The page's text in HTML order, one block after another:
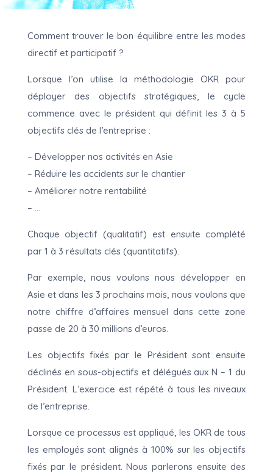
Comment trouver le bon équilibre entre les modes
directif et participatif ?
Lorsque l’on utilise la méthodologie OKR pour
déployer des objectifs stratégiques, le cycle
commence avec le président qui définit les 3 à 5
objectifs clés de l’entreprise :
– Développer nos activités en Asie
– Réduire les accidents sur le chantier
– Améliorer notre rentabilité
– …
Chaque objectif (qualitatif) est ensuite complété
par 1 à 3 résultats clés (quantitatifs).
Par exemple, nous voulons nous développer en
Asie et dans les 3 prochains mois, nous voulons que
notre chiffre d’affaires mensuel dans cette zone
passe de 20 à 30 millions d’euros.
Les objectifs fixés par le Président sont ensuite
déclinés en sous-objectifs et délégués aux N – 1 du
Président. L’exercice est répété à tous les niveaux
de l’entreprise.
Lorsque ce processus est appliqué, les OKR de tous
les employés sont alignés à 100% sur les objectifs
fixés par le président. Nous parlerons ensuite des